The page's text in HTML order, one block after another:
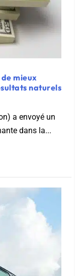
mieux
naturels
a envoyé un
dans la...